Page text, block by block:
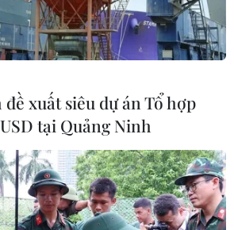
xuất siêu dự án Tổ hợp
tại Quảng Ninh